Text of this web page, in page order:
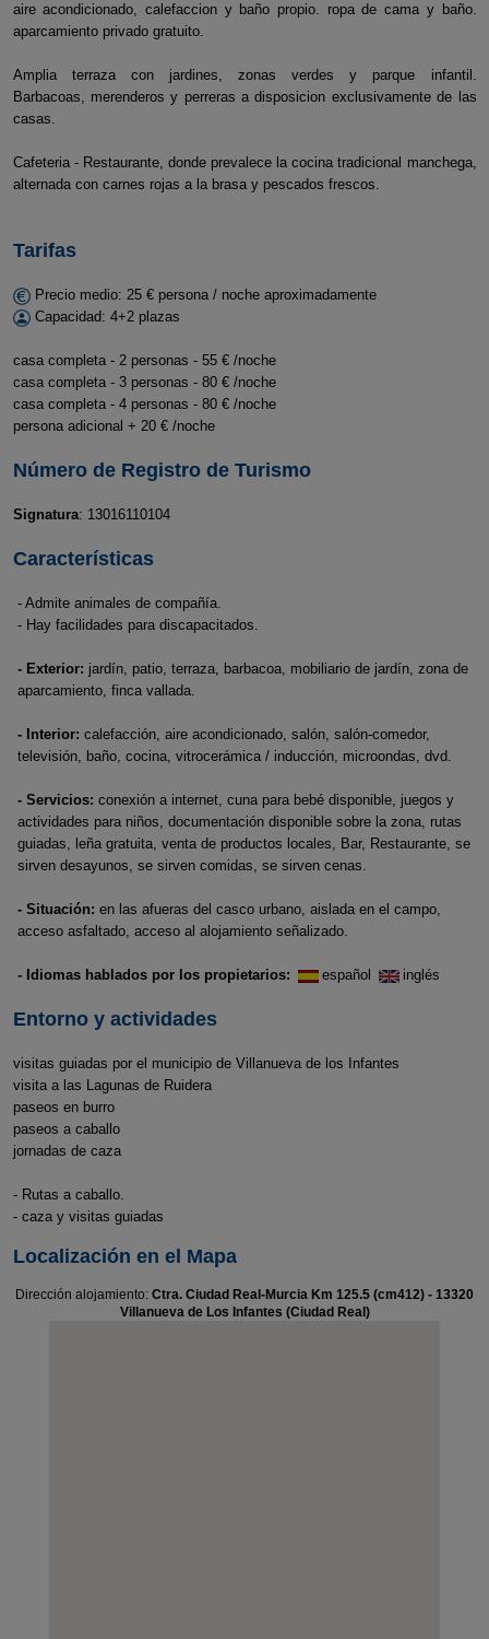
aire acondicionado, calefaccion y baño propio. ropa de cama y baño.
aparcamiento privado gratuito.
Amplia terraza con jardines, zonas verdes y parque infantil.
Barbacoas, merenderos y perreras a disposicion exclusivamente de las
casas.
Cafeteria - Restaurante, donde prevalece la cocina tradicional manchega,
alternada con carnes rojas a la brasa y pescados frescos.
Tarifas
Precio medio: 25 € persona / noche aproximadamente
Capacidad: 4+2 plazas
casa completa - 2 personas - 55 € /noche
casa completa - 3 personas - 80 € /noche
casa completa - 4 personas - 80 € /noche
persona adicional + 20 € /noche
Número de Registro de Turismo
Signatura: 13016110104
Características
- Admite animales de compañía.
- Hay facilidades para discapacitados.
- Exterior: jardín, patio, terraza, barbacoa, mobiliario de jardín, zona de
aparcamiento, finca vallada.
- Interior: calefacción, aire acondicionado, salón, salón-comedor,
televisión, baño, cocina, vitrocerámica / inducción, microondas, dvd.
- Servicios: conexión a internet, cuna para bebé disponible, juegos y
actividades para niños, documentación disponible sobre la zona, rutas
guiadas, leña gratuita, venta de productos locales, Bar, Restaurante, se
sirven desayunos, se sirven comidas, se sirven cenas.
- Situación: en las afueras del casco urbano, aislada en el campo,
acceso asfaltado, acceso al alojamiento señalizado.
- Idiomas hablados por los propietarios: español inglés
Entorno y actividades
visitas guiadas por el municipio de Villanueva de los Infantes
visita a las Lagunas de Ruidera
paseos en burro
paseos a caballo
jornadas de caza
- Rutas a caballo.
- caza y visitas guiadas
Localización en el Mapa
Dirección alojamiento: Ctra. Ciudad Real-Murcia Km 125.5 (cm412) - 13320
Villanueva de Los Infantes (Ciudad Real)